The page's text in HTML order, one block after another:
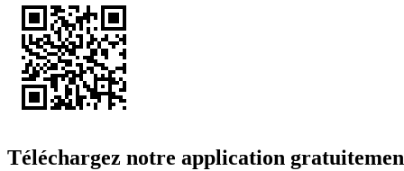
Téléchargez notre application